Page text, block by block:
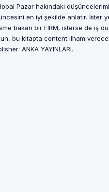
Pazar hakındaki
en iyi şekilde anlatır. İster
bakan bir FIRM, isterse de iş
bu kitapta content ilham
ANKA YAYINLARI.